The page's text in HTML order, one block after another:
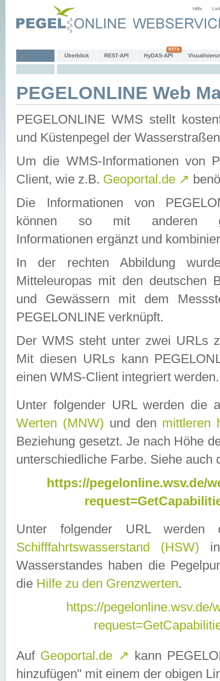
Hilfe
Überblick REST-API HyDAS-API
PEGELONLINE Web
PEGELONLINE WMS stellt
und Küstenpegel der
Um die WMS-Informationen von
Client, wie z.B. Geoportal.de ↗
Die Informationen von
können so mit anderen
Informationen ergänzt und
In der rechten Abbildung
Mitteleuropas mit den deutschen
und Gewässern mit dem
PEGELONLINE verknüpft.
Der WMS steht unter zwei URLs
Mit diesen URLs kann
einen WMS-Client integriert werden.
Unter folgender URL werden die
Werten (MNW) und den mittleren
Beziehung gesetzt. Je nach Höhe
unterschiedliche Farbe. Siehe auch
https://pegelonline.wsv.de/
Unter folgender URL
Schifffahrtswasserstand (HSW)
Wasserstandes haben die
die Hilfe zu den Grenzwerten.
https://
Auf Geoportal.de ↗ kann
hinzufügen" mit einem der obigen